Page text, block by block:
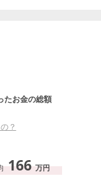
たお金の総額
？
166 万円